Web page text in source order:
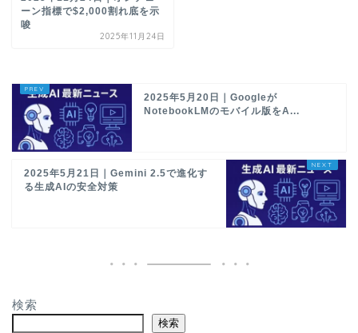
ーン指標で$2,000割れ底を示
唆
2025年11月24日
2025年5月20日｜Googleが
NotebookLMのモバイル版をA...
2025年5月21日｜Gemini 2.5で進化す
る生成AIの安全対策
検索
検索